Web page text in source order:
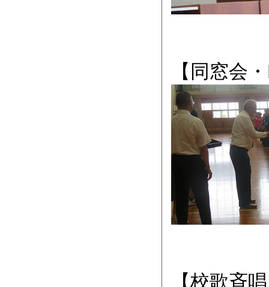
【同窓会
【校歌斉